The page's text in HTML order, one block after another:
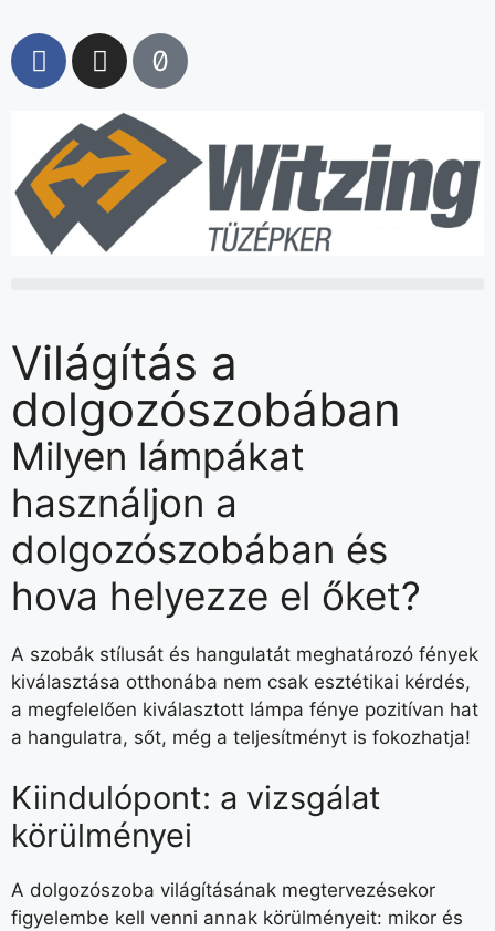
Világítás a
dolgozószobában
Milyen lámpákat
használjon a
dolgozószobában és
hova helyezze el őket?
A szobák stílusát és hangulatát meghatározó fények
kiválasztása otthonába nem csak esztétikai kérdés,
a megfelelően kiválasztott lámpa fénye pozitívan hat
a hangulatra, sőt, még a teljesítményt is fokozhatja!
Kiindulópont: a vizsgálat
körülményei
A dolgozószoba világításának megtervezésekor
figyelembe kell venni annak körülményeit: mikor és